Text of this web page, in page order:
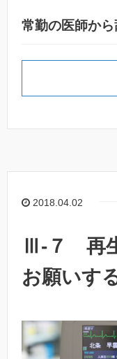
常勤の医師か
2018.04.02
Ⅲ-７ 再
お願いす